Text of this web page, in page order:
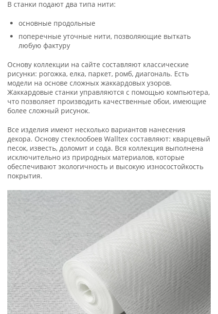
В станки подают два типа нити:
основные продольные
поперечные уточные нити, позволяющие выткать
любую фактуру
Основу коллекции на сайте составляют классические
рисунки: рогожка, елка, паркет, ромб, диагональ. Есть
модели на основе сложных жаккардовых узоров.
Жаккардовые станки управляются с помощью компьютера,
что позволяет производить качественные обои, имеющие
более сложный рисунок.
Все изделия имеют несколько вариантов нанесения
декора. Основу стеклообоев Walltex составляют: кварцевый
песок, известь, доломит и сода. Вся коллекция выполнена
исключительно из природных материалов, которые
обеспечивают экологичность и высокую износостойкость
покрытия.